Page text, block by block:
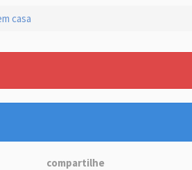
casa
compartilhe